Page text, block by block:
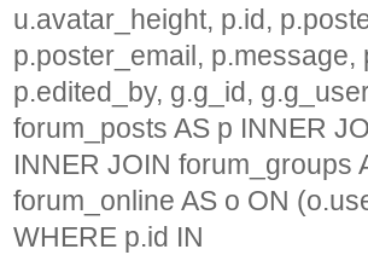
u.avatar_height, p.id,
p.poster_email,
p.edited_by, g.g_id,
forum_posts AS p INNER
INNER JOIN forum_groups
forum_online AS o ON
WHERE p.id IN